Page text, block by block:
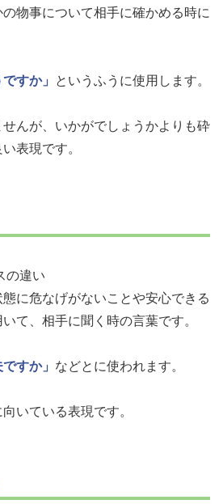
物事について相手に確かめる時に
すか」 というふうに使用します。
んが、いかがでしょうかよりも砕
表現です。
の違い
に危なげがないことや安心できる
いて、相手に聞く時の言葉です。
すか」 などとに使われます。
いている表現です。